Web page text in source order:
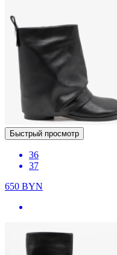
Быстрый просмотр
36
37
650 BYN